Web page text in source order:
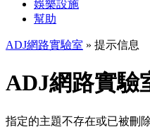
娛樂設施
幫助
ADJ網路實驗室 » 提示信息
ADJ網路實驗
指定的主題不存在或已被刪